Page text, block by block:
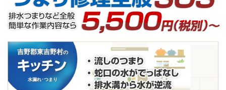
吉野郡東吉野村の
水漏れ･つまり